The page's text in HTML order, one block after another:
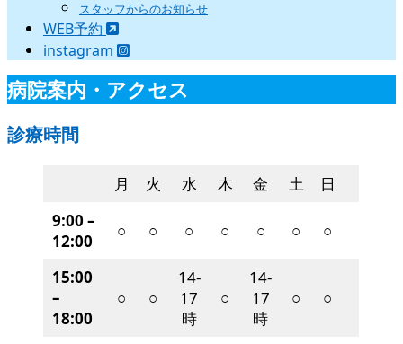
スタッフからのお知らせ
WEB予約
instagram
病院案内・アクセス
診療時間
月 火 水 木 金 土
日
9:00 –
12:00
○ ○ ○ ○ ○ ○ ○
15:00
–
18:00
○ ○
14-
17
時
○
14-
17
時
○ ○